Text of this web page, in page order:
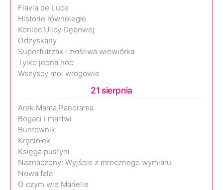
Flavia de Luce
Historie równoległe
Koniec Ulicy Dębowej
Odzyskany
Superfutrzak i złośliwa wiewiórka
Tylko jedna noc
Wszyscy moi wrogowie
21 sierpnia
Arek.Mama.Panorama
Bogaci i martwi
Buntownik
Kręciołek
Księga pustyni
Naznaczony: Wyjście z mrocznego wymiaru
Nowa fala
O czym wie Marielle